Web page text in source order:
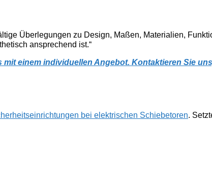
Überlegungen zu Design, Maßen, Materialien,
ansprechend ist.“
einem individuellen Angebot. Kontaktieren Sie
bei elektrischen Schiebetoren.